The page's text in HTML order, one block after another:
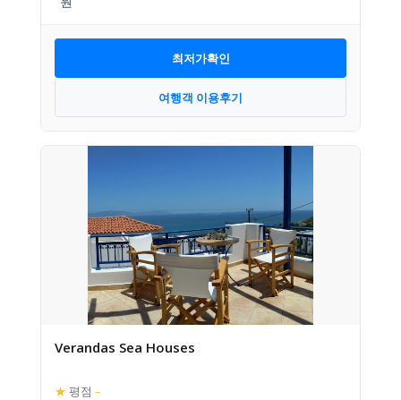
최저가확인
여행객 이용후기
Verandas Sea Houses
★ 평점 –